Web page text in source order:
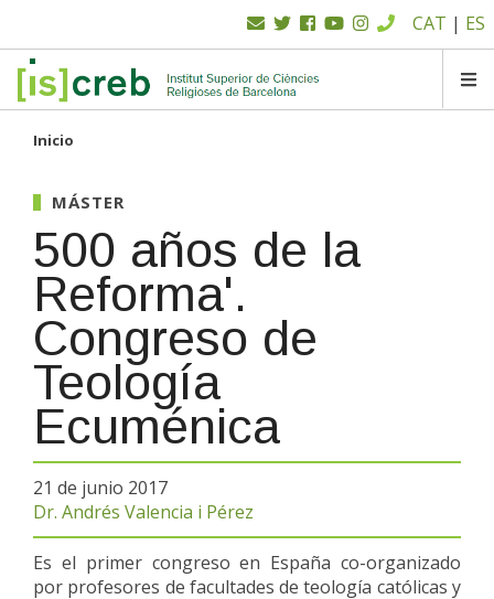
contenido
principal
superior
SK
CAT | ES
Inicio
MÁSTER
500 años de la
Reforma'.
Congreso de
Teología
Ecuménica
21 de junio 2017
Dr. Andrés Valencia i Pérez
Es el primer congreso en España co-organizado
por profesores de facultades de teología católicas y